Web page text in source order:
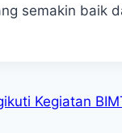
semakin baik
Kegiatan